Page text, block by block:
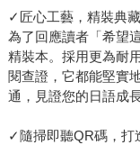
✓匠心工藝，精裝典藏
為了回應讀者「希望
精裝本。採用更為耐
閱查證，它都能堅實
通，見證您的日語成長
✓隨掃即聽QR碼，打